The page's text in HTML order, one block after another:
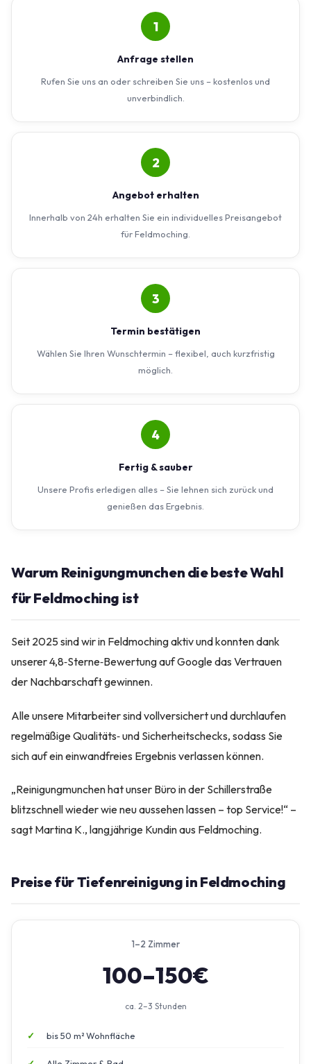
1
Anfrage stellen
Rufen Sie uns an oder schreiben Sie uns – kostenlos und
unverbindlich.
2
Angebot erhalten
Innerhalb von 24h erhalten Sie ein individuelles Preisangebot
für Feldmoching.
3
Termin bestätigen
Wählen Sie Ihren Wunschtermin – flexibel, auch kurzfristig
möglich.
4
Fertig & sauber
Unsere Profis erledigen alles – Sie lehnen sich zurück und
genießen das Ergebnis.
Warum Reinigungmunchen die beste Wahl
für Feldmoching ist
Seit 2025 sind wir in Feldmoching aktiv und konnten dank
unserer 4,8‑Sterne‑Bewertung auf Google das Vertrauen
der Nachbarschaft gewinnen.
Alle unsere Mitarbeiter sind vollversichert und durchlaufen
regelmäßige Qualitäts‑ und Sicherheitschecks, sodass Sie
sich auf ein einwandfreies Ergebnis verlassen können.
„Reinigungmunchen hat unser Büro in der Schillerstraße
blitzschnell wieder wie neu aussehen lassen – top Service!“ –
sagt Martina K., langjährige Kundin aus Feldmoching.
Preise für Tiefenreinigung in Feldmoching
1–2 Zimmer
100–150€
ca. 2–3 Stunden
bis 50 m² Wohnfläche